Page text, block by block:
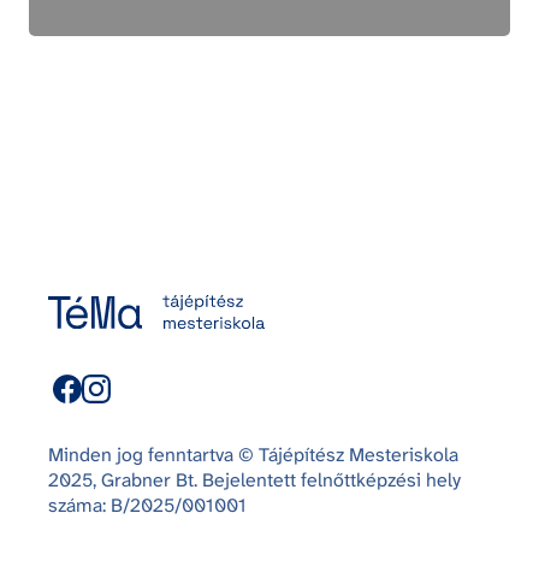
Minden jog fenntartva © Tájépítész Mesteriskola
2025, Grabner Bt. Bejelentett felnőttképzési hely
száma: B/2025/001001